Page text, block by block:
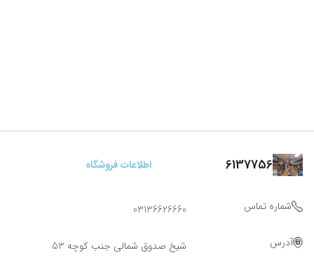
6137756 اطلاعات فروشگاه
شماره تماس 03136626660
آدرس شیخ صدوق شمالی جنب کوچه 53